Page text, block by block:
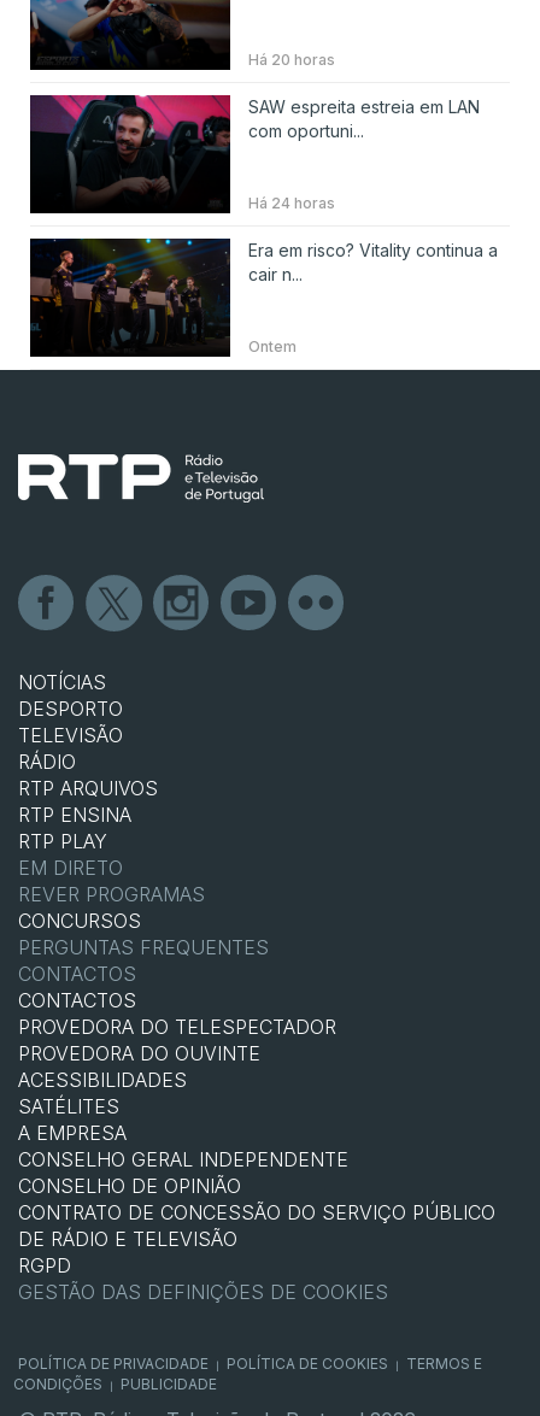
Há 20 horas
SAW espreita estreia em LAN
com oportuni...
Há 24 horas
Era em risco? Vitality continua a
cair n...
Ontem
NOTÍCIAS
DESPORTO
TELEVISÃO
RÁDIO
RTP ARQUIVOS
RTP ENSINA
RTP PLAY
EM DIRETO
REVER PROGRAMAS
CONCURSOS
PERGUNTAS FREQUENTES
CONTACTOS
CONTACTOS
PROVEDORA DO TELESPECTADOR
PROVEDORA DO OUVINTE
ACESSIBILIDADES
SATÉLITES
A EMPRESA
CONSELHO GERAL INDEPENDENTE
CONSELHO DE OPINIÃO
CONTRATO DE CONCESSÃO DO SERVIÇO PÚBLICO
DE RÁDIO E TELEVISÃO
RGPD
GESTÃO DAS DEFINIÇÕES DE COOKIES
POLÍTICA DE PRIVACIDADE POLÍTICA DE COOKIES
TERMOS E
CONDIÇÕES
PUBLICIDADE